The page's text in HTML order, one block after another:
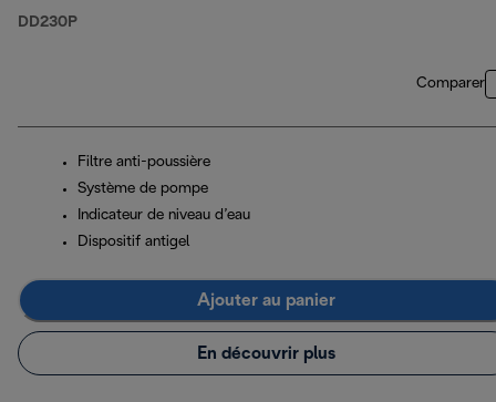
DD230P
Comparer
Filtre anti-poussière
Système de pompe
Indicateur de niveau d’eau
Dispositif antigel
Ajouter au panier
En découvrir plus